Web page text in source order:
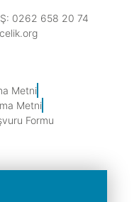
Ş: 0262 658 20 74
Metni
Metni
Formu